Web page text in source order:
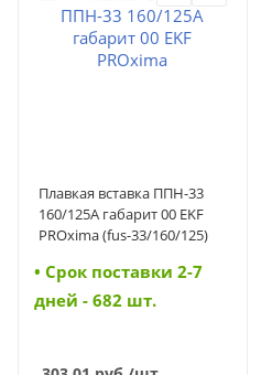
Плавкая вставка ППН-33
160/125А габарит 00 EKF
PROxima (fus-33/160/125)
• Cрок поставки 2-7
дней - 682 шт.